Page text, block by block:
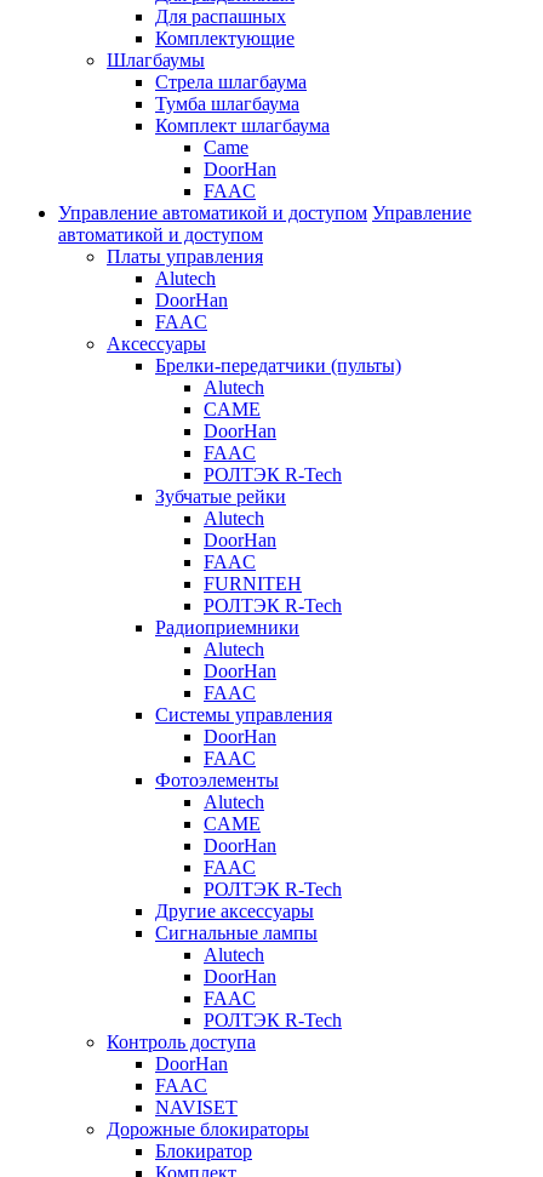
Для распашных
Комплектующие
Шлагбаумы
Стрела шлагбаума
Тумба шлагбаума
Комплект шлагбаума
Came
DoorHan
FAAC
Управление автоматикой и доступом Управление
автоматикой и доступом
Платы управления
Alutech
DoorHan
FAAC
Аксессуары
Брелки-передатчики (пульты)
Alutech
CAME
DoorHan
FAAC
РОЛТЭК R-Tech
Зубчатые рейки
Alutech
DoorHan
FAAC
FURNITEH
РОЛТЭК R-Tech
Радиоприемники
Alutech
DoorHan
FAAC
Системы управления
DoorHan
FAAC
Фотоэлементы
Alutech
CAME
DoorHan
FAAC
РОЛТЭК R-Tech
Другие аксессуары
Сигнальные лампы
Alutech
DoorHan
FAAC
РОЛТЭК R-Tech
Контроль доступа
DoorHan
FAAC
NAVISET
Дорожные блокираторы
Блокиратор
Комплект